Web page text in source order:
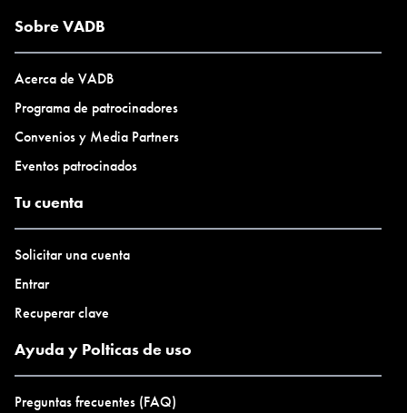
Sobre VADB
Acerca de VADB
Programa de patrocinadores
Convenios y Media Partners
Eventos patrocinados
Tu cuenta
Solicitar una cuenta
Entrar
Recuperar clave
Ayuda y Polticas de uso
Preguntas frecuentes (FAQ)